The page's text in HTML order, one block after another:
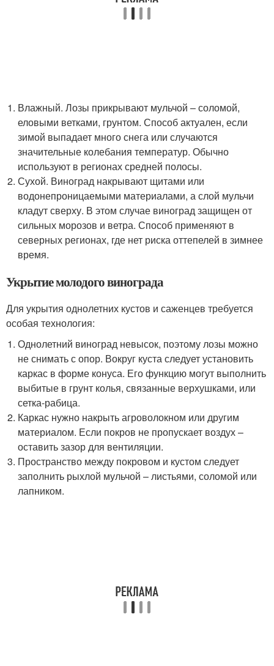
Влажный. Лозы прикрывают мульчой – соломой,
еловыми ветками, грунтом. Способ актуален, если
зимой выпадает много снега или случаются
значительные колебания температур. Обычно
используют в регионах средней полосы.
Сухой. Виноград накрывают щитами или
водонепроницаемыми материалами, а слой мульчи
кладут сверху. В этом случае виноград защищен от
сильных морозов и ветра. Способ применяют в
северных регионах, где нет риска оттепелей в зимнее
время.
Укрытие молодого винограда
Для укрытия однолетних кустов и саженцев требуется
особая технология:
Однолетний виноград невысок, поэтому лозы можно
не снимать с опор. Вокруг куста следует установить
каркас в форме конуса. Его функцию могут выполнить
выбитые в грунт колья, связанные верхушками, или
сетка-рабица.
Каркас нужно накрыть агроволокном или другим
материалом. Если покров не пропускает воздух –
оставить зазор для вентиляции.
Пространство между покровом и кустом следует
заполнить рыхлой мульчой – листьями, соломой или
лапником.